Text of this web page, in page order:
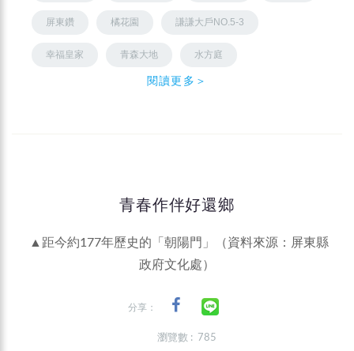
屏東鑽 橘花園 謙謙大戶NO.5-3
幸福皇家 青森大地 水方庭
閱讀更多＞
青春作伴好還鄉
▲距今約177年歷史的「朝陽門」（資料來源：屏東縣
政府文化處）
分享：
瀏覽數 : 785